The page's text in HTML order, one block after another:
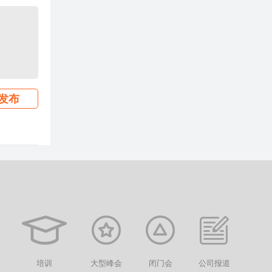
布
培训 大型峰会 闭门会 公司报道